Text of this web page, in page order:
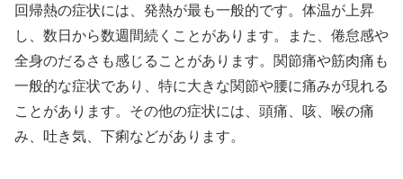
回帰熱の症状には、発熱が最も一般的です。体温が上昇
し、数日から数週間続くことがあります。また、倦怠感や
全身のだるさも感じることがあります。関節痛や筋肉痛も
一般的な症状であり、特に大きな関節や腰に痛みが現れる
ことがあります。その他の症状には、頭痛、咳、喉の痛
み、吐き気、下痢などがあります。